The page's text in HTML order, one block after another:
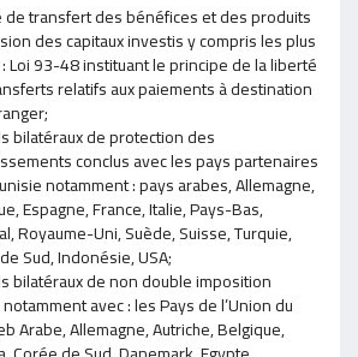
de transfert des bénéfices et des produits
des capitaux investis y compris les plus
Loi 93-48 instituant le principe de la liberté
relatifs aux paiements à destination
bilatéraux de protection des
conclus avec les pays partenaires
notamment : pays arabes, Allemagne,
Espagne, France, Italie, Pays-Bas,
Royaume-Uni, Suède, Suisse, Turquie,
Sud, Indonésie, USA;
bilatéraux de non double imposition
avec : les Pays de l’Union du
Arabe, Allemagne, Autriche, Belgique,